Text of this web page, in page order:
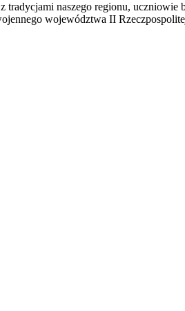
naszego regionu,
województwa II